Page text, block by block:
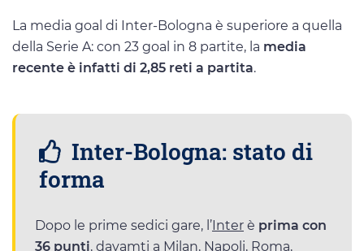
La media goal di Inter-Bologna è superiore a quella
della Serie A: con 23 goal in 8 partite, la media
recente è infatti di 2,85 reti a partita.
Inter-Bologna: stato di
forma
Dopo le prime sedici gare, l’ Inter è prima con
36 punti, davamti a Milan, Napoli, Roma,